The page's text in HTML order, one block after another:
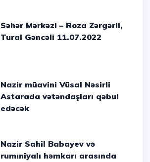
Səhər Mərkəzi – Roza Zərgərli,
Tural Gəncəli 11.07.2022
Nazir müavini Vüsal Nəsirli
Astarada vətəndaşları qəbul
edəcək
Nazir Sahil Babayev və
rumıniyalı həmkarı arasında